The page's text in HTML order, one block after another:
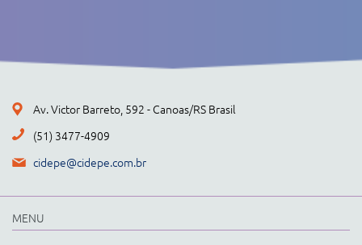
Av. Victor Barreto, 592 - Canoas/RS Brasil
(51) 3477-4909
cidepe@cidepe.com.br
MENU